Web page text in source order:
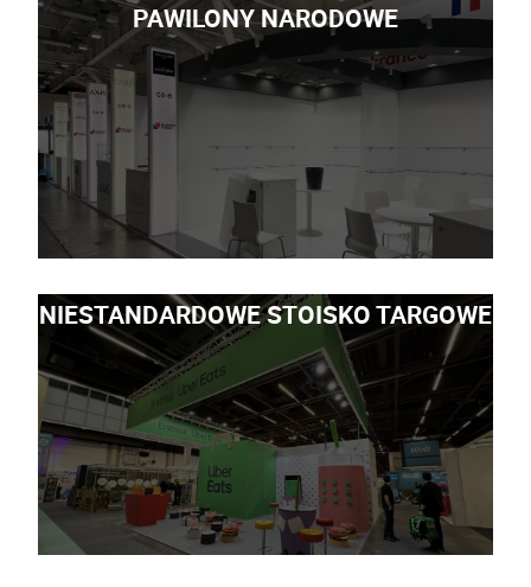
PAWILONY NARODOWE
NIESTANDARDOWE STOISKO TARGOWE